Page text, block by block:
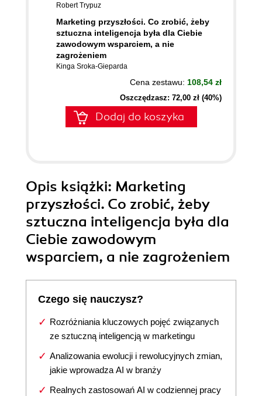
Robert Trypuz
Marketing przyszłości. Co zrobić, żeby
sztuczna inteligencja była dla Ciebie
zawodowym wsparciem, a nie
zagrożeniem
Kinga Sroka-Gieparda
Cena zestawu: 108,54 zł
Oszczędzasz: 72,00 zł (40%)
Dodaj do koszyka
Opis książki: Marketing
przyszłości. Co zrobić, żeby
sztuczna inteligencja była dla
Ciebie zawodowym
wsparciem, a nie zagrożeniem
Czego się nauczysz?
Rozróżniania kluczowych pojęć związanych
ze sztuczną inteligencją w marketingu
Analizowania ewolucji i rewolucyjnych zmian,
jakie wprowadza AI w branży
Realnych zastosowań AI w codziennej pracy